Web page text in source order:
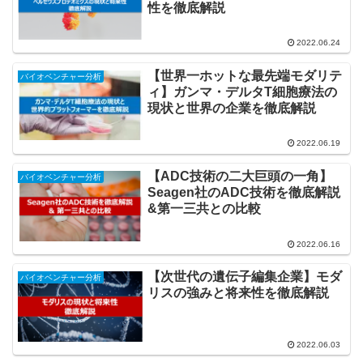
性を徹底解説
2022.06.24
バイオベンチャー分析
【世界一ホットな最先端モダリテ
ィ】ガンマ・デルタT細胞療法の
現状と世界の企業を徹底解説
2022.06.19
バイオベンチャー分析
【ADC技術の二大巨頭の一角】
Seagen社のADC技術を徹底解説
&第一三共との比較
2022.06.16
バイオベンチャー分析
【次世代の遺伝子編集企業】モダ
リスの強みと将来性を徹底解説
2022.06.03